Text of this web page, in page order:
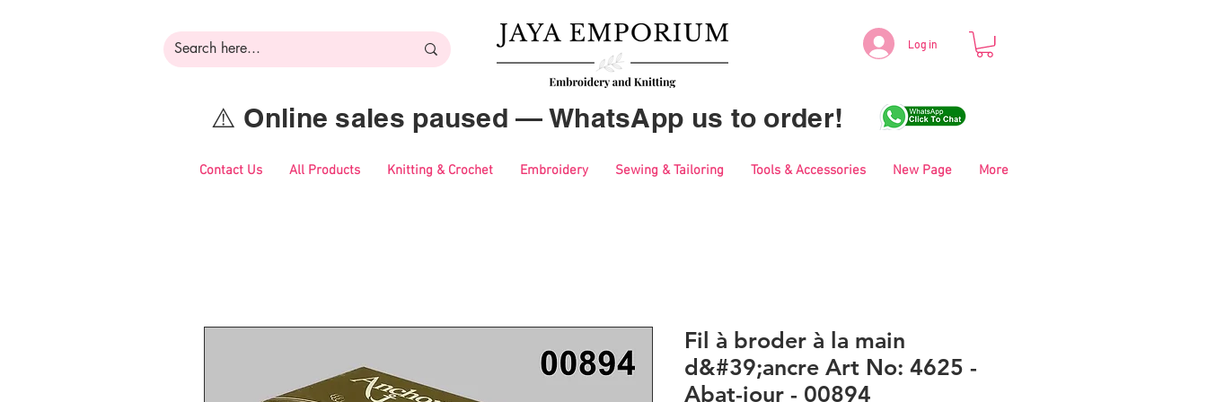
Log in
⚠️ Online sales paused — WhatsApp us to order!
Contact Us All Products Knitting & Crochet Embroidery Sewing & Tailoring Tools & Accessories New Page More
Fil à broder à la main
d&#39;ancre Art No: 4625 -
Abat-jour - 00894